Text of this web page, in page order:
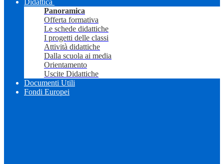
Didattica
Panoramica
Offerta formativa
Le schede didattiche
I progetti delle classi
Attività didattiche
Dalla scuola ai media
Orientamento
Uscite Didattiche
Documenti Utili
Fondi Europei